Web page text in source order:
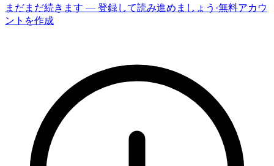
まだまだ続きます — 登録して読み進めましょう ·無料アカウ
ントを作成